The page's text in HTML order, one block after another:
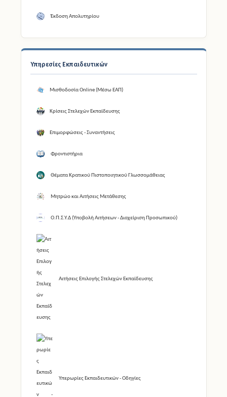
Έκδοση Απολυτηρίου
Υπηρεσίες Εκπαιδευτικών
Μισθοδοσία Online (Μέσω ΕΑΠ)
Κρίσεις Στελεχών Εκπαίδευσης
Επιμορφώσεις - Συναντήσεις
Φροντιστήρια
Θέματα Κρατικού Πιστοποιητικού Γλωσσομάθειας
Μητρώο και Αιτήσεις Μετάθεσης
Ο.Π.Σ.Υ.Δ (Υποβολή Αιτήσεων - Διαχείριση Προσωπικού)
Αιτήσεις Επιλογής Στελεχών Εκπαίδευσης
Υπερωρίες Εκπαιδευτικών - Οδηγίες